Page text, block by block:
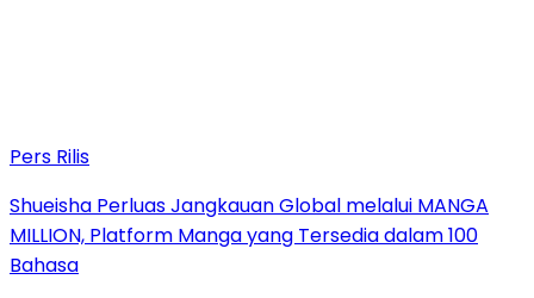
Pers Rilis
Shueisha Perluas Jangkauan Global melalui MANGA
MILLION, Platform Manga yang Tersedia dalam 100
Bahasa